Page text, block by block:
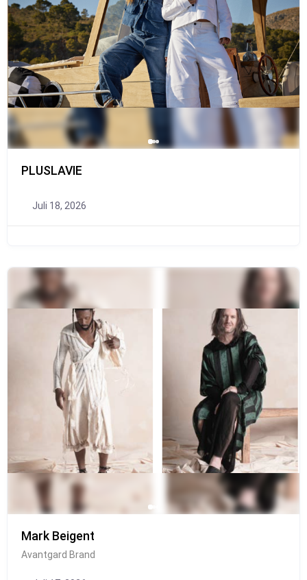
PLUSLAVIE
Juli 18, 2026
Mark Beigent
Avantgard Brand